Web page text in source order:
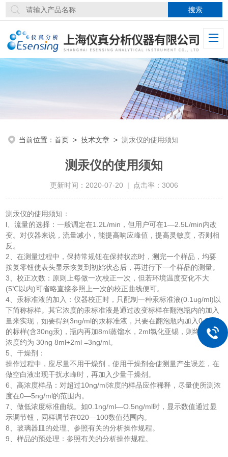
当前位置：首页 >技术文章 >测汞仪的使用须知
测汞仪的使用须知
更新时间：2020-07-20 | 点击率：3006
测汞仪的使用须知：
l、流量的选择：一般调定在1.2L/min，但用户可在1—2.5L/min内改
变。对仪器来说，流量减小，能提高响应峰值，提高灵敏度，否则相
反。
2、在测量过程中，保持常规钮在保持状态时，测完一个样品，均要
按复零钮使表头显示恢复到初始状态后，再进行下一个样品的测量。
3、校正次数：原则上每做一次校正一次，但若环境温度变化不大
(5℃以内)可省略直接参照上一次的校正曲线便可。
4、汞标准液的加入：仪器校正时，只配制一种汞标准液(0.1ug/ml)以
下简称标样。其它浓度的汞标准液是通过改变标样在翻泡瓶内的加入
量来实现，如要得到3ng/ml的汞标准液，只要在翻泡瓶内加入0.3ml
的标样(含30ng汞)，瓶内再加8ml蒸馏水，2ml氯化亚锡，则终瓶内汞
浓度约为 30ng 8ml+2ml =3ng/ml。
5、干燥剂：
操作过程中，应尽量不用干燥剂，使用干燥剂会使测量产生误差，在
做空白液出现干扰水峰时，再加入少量干燥剂。
6、高浓度样品：对超过10ng/ml浓度的样品应作稀释，尽量使所测浓
度在0—5ng/ml的范围内。
7、做低浓度标准曲线。如0.1ng/ml—O.5ng/ml时，显示数值通过显
示调节钮，同样调节在020—100数值范围内。
8、玻璃器皿的处理、参照有关的分析操作规程。
9、样品的预处理：参照有关的分析操作规程。